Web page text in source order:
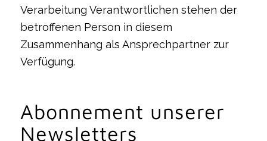
Verarbeitung Verantwortlichen stehen der
betroffenen Person in diesem
Zusammenhang als Ansprechpartner zur
Verfügung.
Abonnement unserer
Newsletters